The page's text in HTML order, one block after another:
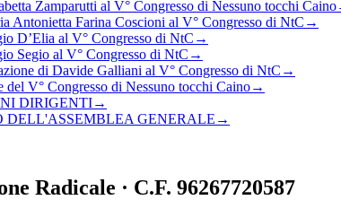
Zamparutti al V° Congresso di Nessuno tocchi Caino
Antonietta Farina Coscioni al V° Congresso di NtC →
D’Elia al V° Congresso di NtC →
Segio al V° Congresso di NtC →
di Davide Galliani al V° Congresso di NtC →
del V° Congresso di Nessuno tocchi Caino→
DIRIGENTI→
DELL'ASSEMBLEA GENERALE →
Radicale · C.F. 96267720587